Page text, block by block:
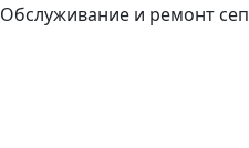
Обслуживание и ремонт